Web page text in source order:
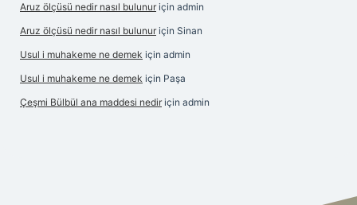
Aruz ölçüsü nedir nasıl bulunur için admin
Aruz ölçüsü nedir nasıl bulunur için Sinan
Usul i muhakeme ne demek için admin
Usul i muhakeme ne demek için Paşa
Çeşmi Bülbül ana maddesi nedir için admin